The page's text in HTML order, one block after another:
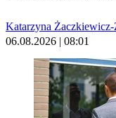
Działania te nie mają nic
- dodał prezes.
Katarzyna Żaczkiewicz-
06.08.2026 | 08:01